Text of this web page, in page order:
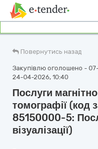
Повернутись назад
Закупівлю оголошено -
24-04-2026, 10:40
Послуги
томографії (код
85150000-5:
візуалізації)